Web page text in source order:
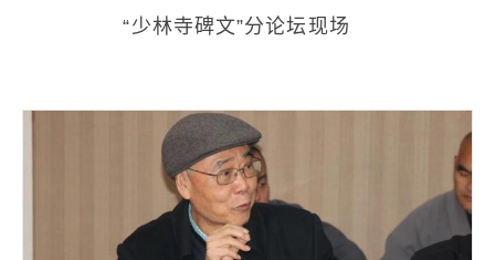
“少林寺碑文”分论坛现场